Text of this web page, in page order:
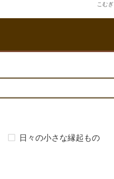
こむぎ
日々の小さな縁起もの